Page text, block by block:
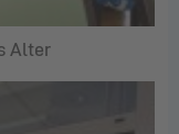
Alter